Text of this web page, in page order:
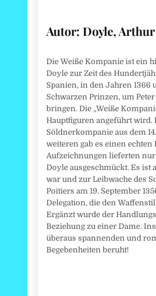
Autor: Doyle,
Die Weiße Kompanie ist ein
Doyle zur Zeit des
Spanien, in den Jahren 1366
Schwarzen Prinzen, um
bringen. Die „Weiße
Hauptfiguren angeführt wird.
Söldnerkompanie aus dem
weiteren gab es einen
Aufzeichnungen lieferten nur
Doyle ausgeschmückt. Es ist
war und zur Leibwache des
Poitiers am 19. September
Delegation, die den
Ergänzt wurde der
Beziehung zu einer Dame.
überaus spannenden und
Begebenheiten beruht!